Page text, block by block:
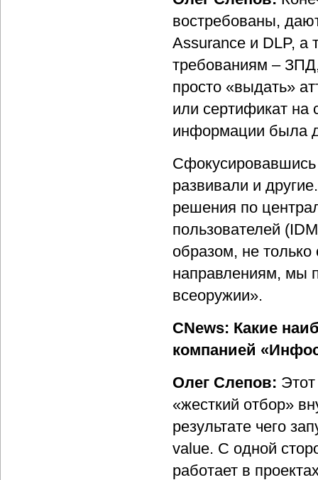
востребованы,
Assurance и DLP, а
требованиям –
просто «выдать»
или сертификат на
информации была
Сфокусировавшись
развивали и
решения по
пользователей
образом, не
направлениям, мы
всеоружии».
CNews: Какие
компанией
Олег Слепов:
«жесткий отбор»
результате чего
value. С одной
работает в